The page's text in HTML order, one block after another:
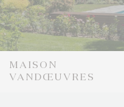
MAISON
VANDŒUVRES